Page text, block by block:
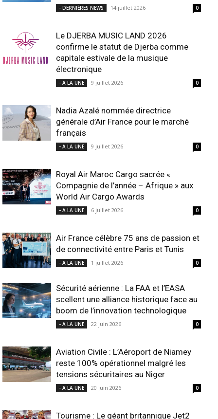
- DERNIÈRES NEWS 14 juillet 2026 0
Le DJERBA MUSIC LAND 2026
confirme le statut de Djerba comme
capitale estivale de la musique
électronique
- A LA UNE 9 juillet 2026 0
Nadia Azalé nommée directrice
générale d’Air France pour le marché
français
- A LA UNE 9 juillet 2026 0
Royal Air Maroc Cargo sacrée «
Compagnie de l’année – Afrique » aux
World Air Cargo Awards
- A LA UNE 6 juillet 2026 0
Air France célèbre 75 ans de passion et
de connectivité entre Paris et Tunis
- A LA UNE 1 juillet 2026 0
Sécurité aérienne : La FAA et l’EASA
scellent une alliance historique face au
boom de l’innovation technologique
- A LA UNE 22 juin 2026 0
Aviation Civile : L’Aéroport de Niamey
reste 100% opérationnel malgré les
tensions sécuritaires au Niger
- A LA UNE 20 juin 2026 0
Tourisme : Le géant britannique Jet2